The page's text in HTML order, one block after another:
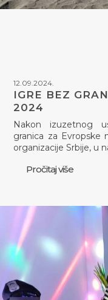
12.09.2024.
IGRE BEZ
2024
Nakon izuzetnog
granica za Evropske
organizacije Srbije, u
Pročitaj više